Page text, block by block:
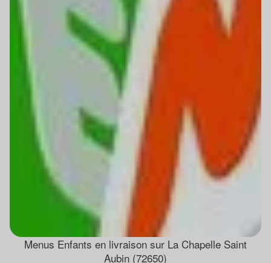
Menus Enfants en livraison sur La Chapelle Saint
Aubin (72650)